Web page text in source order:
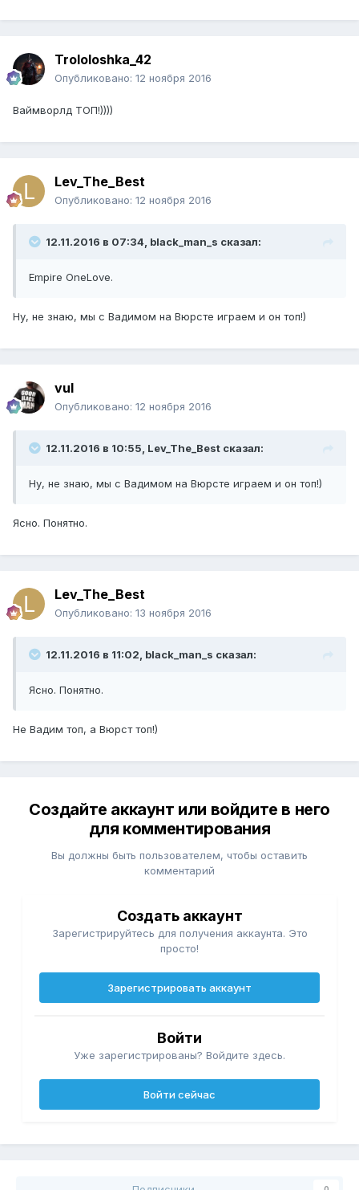
Trololoshka_42
Опубликовано: 12 ноября 2016
Ваймворлд ТОП!))))
Lev_The_Best
Опубликовано: 12 ноября 2016
12.11.2016 в 07:34, black_man_s сказал:
Empire OneLove.
Ну, не знаю, мы с Вадимом на Вюрсте играем и он топ!)
vul
Опубликовано: 12 ноября 2016
12.11.2016 в 10:55, Lev_The_Best сказал:
Ну, не знаю, мы с Вадимом на Вюрсте играем и он топ!)
Ясно. Понятно.
Lev_The_Best
Опубликовано: 13 ноября 2016
12.11.2016 в 11:02, black_man_s сказал:
Ясно. Понятно.
Не Вадим топ, а Вюрст топ!)
Создайте аккаунт или войдите в него
для комментирования
Вы должны быть пользователем, чтобы оставить
комментарий
Создать аккаунт
Зарегистрируйтесь для получения аккаунта. Это
просто!
Зарегистрировать аккаунт
Войти
Уже зарегистрированы? Войдите здесь.
Войти сейчас